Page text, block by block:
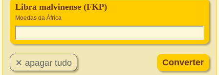
Libra malvinense (FKP)
Moedas da África